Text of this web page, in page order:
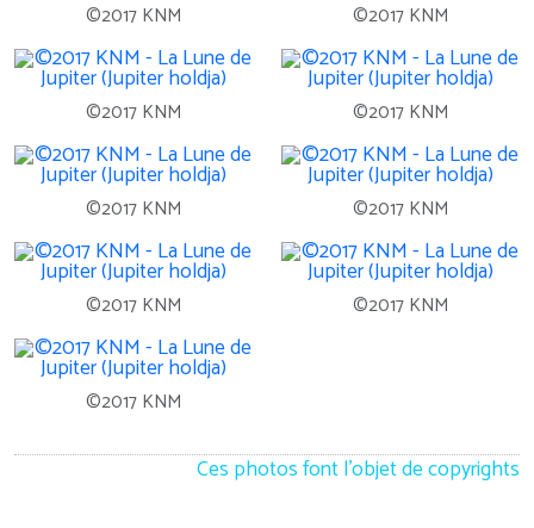
©2017 KNM ©2017 KNM
©2017 KNM ©2017 KNM
©2017 KNM ©2017 KNM
©2017 KNM ©2017 KNM
©2017 KNM
Ces photos font l'objet de copyrights